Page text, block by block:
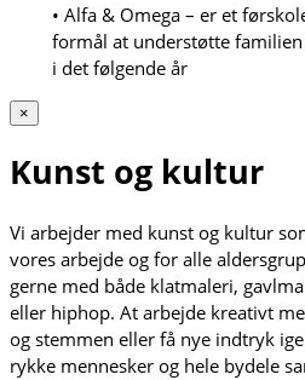
• Alfa & Omega – er et
formål at understøtte
i det følgende år
×
Kunst og kultur
Vi arbejder med kunst og kultur
vores arbejde og for alle
gerne med både klatmaleri,
eller hiphop. At arbejde kreativt
og stemmen eller få nye indtryk
rykke mennesker og hele bydele